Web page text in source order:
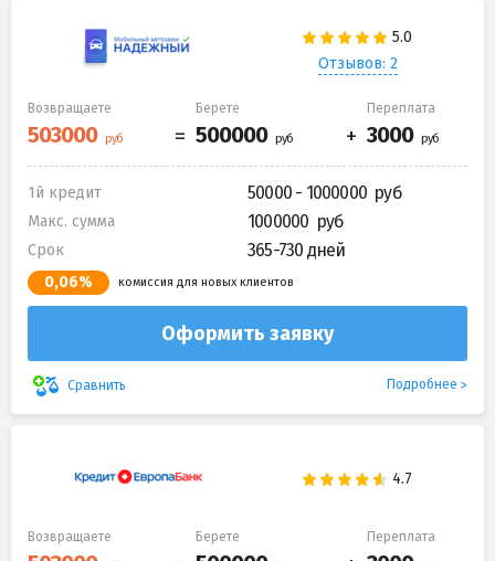
Отзывов: 2
Возвращаете Берете Переплата
1й кредит 50000 - 1000000
Макс. сумма 1000000
Срок 365-730 дней
0,06% комиссия для новых клиентов
Оформить заявку
Сравнить Подробнее
Возвращаете Берете Переплата